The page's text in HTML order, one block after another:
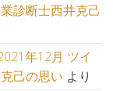
診断士西井克己
年12月 ツイ
己の思い より